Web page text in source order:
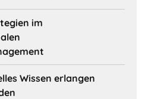
im
Wissen erlangen